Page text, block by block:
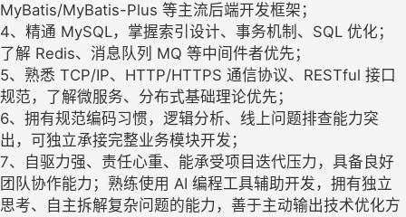
MyBatis/MyBatis-Plus 等主流后端开发框架；
4、精通 MySQL，掌握索引设计、事务机制、SQL 优化；
了解 Redis、消息队列 MQ 等中间件者优先；
5、熟悉 TCP/IP、HTTP/HTTPS 通信协议、RESTful 接口
规范，了解微服务、分布式基础理论优先；
6、拥有规范编码习惯，逻辑分析、线上问题排查能力突
出，可独立承接完整业务模块开发；
7、自驱力强、责任心重、能承受项目迭代压力，具备良好
团队协作能力；熟练使用 AI 编程工具辅助开发，拥有独立
思考、自主拆解复杂问题的能力，善于主动输出技术优化方